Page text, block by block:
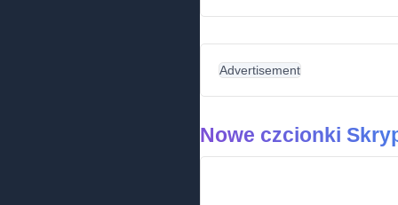
Advertisement
Nowe czcionki